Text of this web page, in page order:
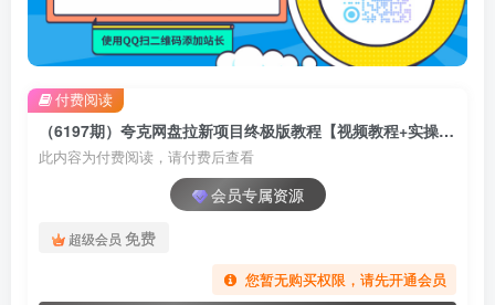
（6197期）夸克网盘拉新项目终极版教程【视频教程+实操手册】全网保姆级教学
此内容为付费阅读，请付费后查看
会员专属资源
超级会员 免费
您暂无购买权限，请先开通会员
付费阅读